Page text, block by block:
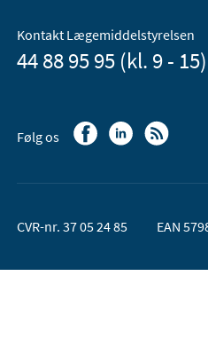
Kontakt Lægemiddelstyrelsen
44 88 95 95 (kl. 9 - 15)
Følg os
CVR-nr. 37 05 24 85 EAN